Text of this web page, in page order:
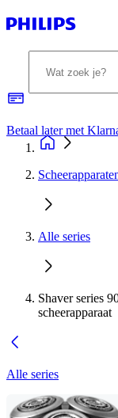
Betaal later met
Alle series
Shaver series
scheerapparaat
Alle series